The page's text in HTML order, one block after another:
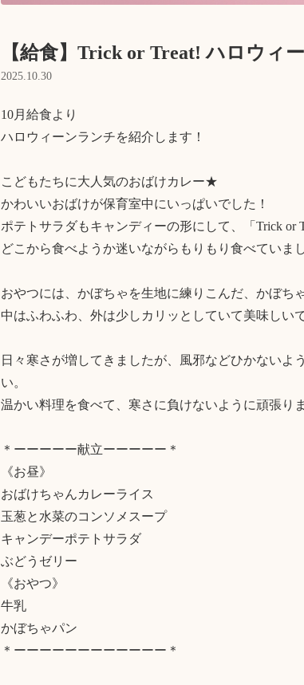
【給食】Trick or Treat! ハロウィ
2025.10.30
10月給食より
ハロウィーンランチを紹介します！
こどもたちに大人気のおばけカレー★
かわいいおばけが保育室中にいっぱいでした！
ポテトサラダもキャンディーの形にして、「Trick or
どこから食べようか迷いながらもりもり食べていまし
おやつには、かぼちゃを生地に練りこんだ、かぼち
中はふわふわ、外は少しカリッとしていて美味しい
日々寒さが増してきましたが、風邪などひかないよ
い。
温かい料理を食べて、寒さに負けないように頑張り
＊ーーーーー献立ーーーーー＊
《お昼》
おばけちゃんカレーライス
玉葱と水菜のコンソメスープ
キャンデーポテトサラダ
ぶどうゼリー
《おやつ》
牛乳
かぼちゃパン
＊ーーーーーーーーーーーー＊